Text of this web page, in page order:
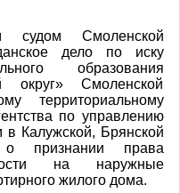
судом Смоленской
дело по иску
образования
округ» Смоленской
территориальному
по управлению
в Калужской, Брянской
признании права
на наружные
жилого дома.